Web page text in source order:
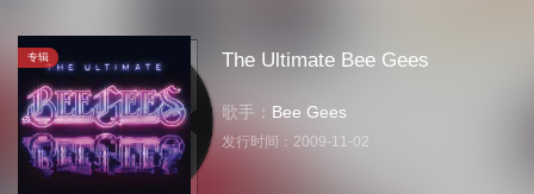
专辑 The Ultimate Bee Gees
歌手： Bee Gees
发行时间： 2009-11-02